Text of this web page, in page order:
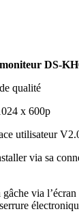
DS-
qualité
x 600p
utilisateur
via sa
via l’écran